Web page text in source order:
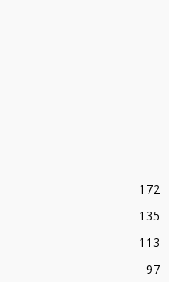
172
135
113
97